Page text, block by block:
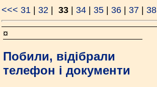
<<< 31 32 33 34 35 36 37 38
¤
Побили, відібрали
телефон і документи